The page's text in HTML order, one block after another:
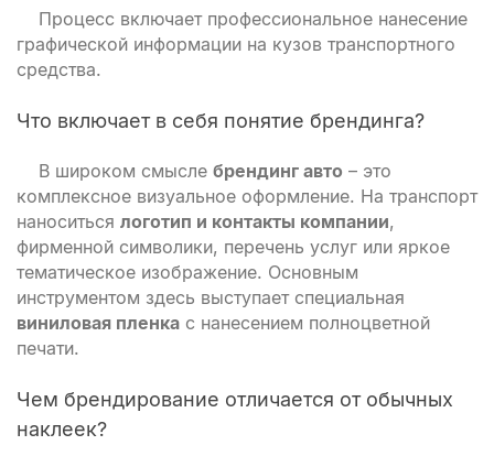
Процесс включает профессиональное нанесение
графической информации на кузов транспортного
средства.
Что включает в себя понятие брендинга?
В широком смысле брендинг авто – это
комплексное визуальное оформление. На транспорт
наноситься логотип и контакты компании,
фирменной символики, перечень услуг или яркое
тематическое изображение. Основным
инструментом здесь выступает специальная
виниловая пленка с нанесением полноцветной
печати.
Чем брендирование отличается от обычных
наклеек?